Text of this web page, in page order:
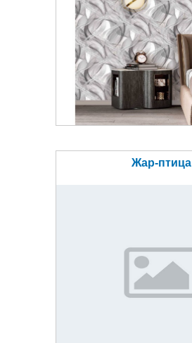
Жар-птица